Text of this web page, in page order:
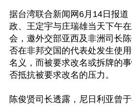
据台湾联合新闻网6月14日报道
政、王定宇与庄瑞雄当天下午
会，邀外交部亚西及非洲司长
否在非邦交国的代表处发生使
名义，而被要求改名或拆牌的
否抵抗被要求改名的压力。
陈俊贤司长透露，尼日利亚曾